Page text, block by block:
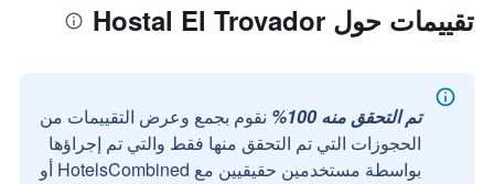
تقييمات حول Hostal El Trovador
تم التحقق منه 100%
نقوم بجمع وعرض التقييمات من
الحجوزات التي تم التحقق منها فقط والتي تم إجراؤها
بواسطة مستخدمين حقيقيين مع HotelsCombined أو